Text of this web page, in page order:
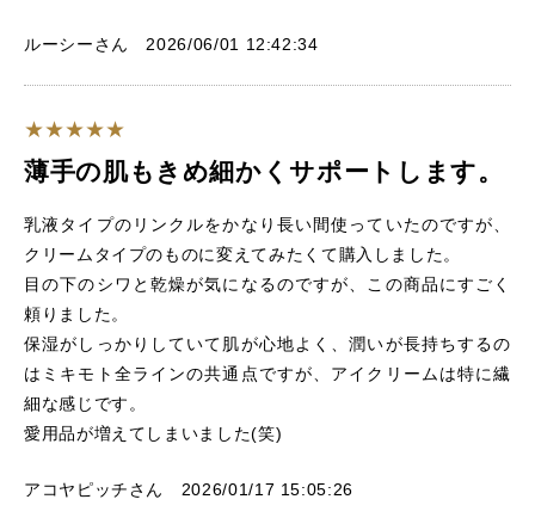
ルーシーさん 2026/06/01 12:42:34
薄手の肌もきめ細かくサポートします。
乳液タイプのリンクルをかなり長い間使っていたのですが、
クリームタイプのものに変えてみたくて購入しました。
目の下のシワと乾燥が気になるのですが、この商品にすごく
頼りました。
保湿がしっかりしていて肌が心地よく、潤いが長持ちするの
はミキモト全ラインの共通点ですが、アイクリームは特に繊
細な感じです。
愛用品が増えてしまいました(笑)
アコヤピッチさん 2026/01/17 15:05:26